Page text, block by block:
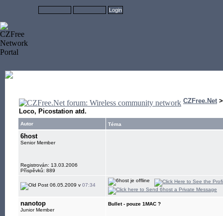
CZFree.Net
Loco, Picostation atd.
Autor Téma
6host
Senior Member
Registrován: 13.03.2006
Příspěvků: 889
06.05.2009 v 07:34
nanotop
Junior Member
Bullet - pouze 1MAC ?